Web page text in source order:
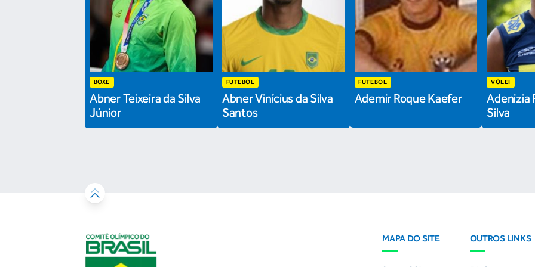
BOXE
Abner Teixeira da Silva
Júnior
FUTEBOL
Abner Vinícius da Silva
Santos
FUTEBOL
Ademir Roque Kaefer
VÔLEI
Adenizia
Silva
MAPA DO SITE OUTROS LINKS